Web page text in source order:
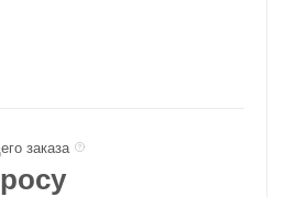
заказа